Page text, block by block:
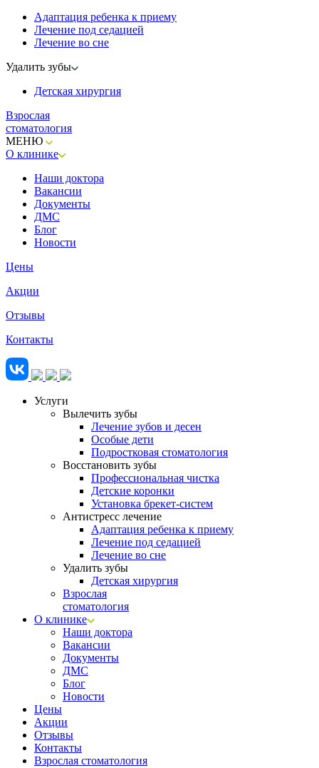
Адаптация ребенка к приему
Лечение под седацией
Лечение во сне
Удалить зубы
Детская хирургия
Взрослая
стоматология
МЕНЮ
О клинике
Наши доктора
Вакансии
Документы
ДМС
Блог
Новости
Цены
Акции
Отзывы
Контакты
Услуги
Вылечить зубы
Лечение зубов и десен
Особые дети
Подростковая стоматология
Восстановить зубы
Профессиональная чистка
Детские коронки
Установка брекет-систем
Антистресс лечение
Адаптация ребенка к приему
Лечение под седацией
Лечение во сне
Удалить зубы
Детская хирургия
Взрослая
стоматология
О клинике
Наши доктора
Вакансии
Документы
ДМС
Блог
Новости
Цены
Акции
Отзывы
Контакты
Взрослая стоматология